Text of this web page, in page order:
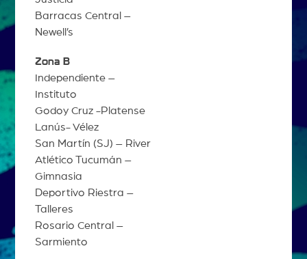
Barracas Central –
Newell’s
Zona B
Independiente –
Instituto
Godoy Cruz -Platense
Lanús- Vélez
San Martín (SJ) – River
Atlético Tucumán –
Gimnasia
Deportivo Riestra –
Talleres
Rosario Central –
Sarmiento